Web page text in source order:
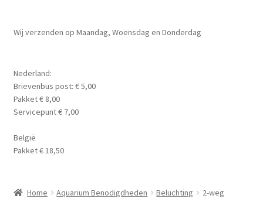
Voer
Contact Formulier
Wij verzenden op Maandag, Woensdag en Donderdag
Nederland:
Brievenbus post: € 5,00
Pakket € 8,00
Servicepunt € 7,00
België
Pakket € 18,50
Home Aquarium Benodigdheden Beluchting
2-weg